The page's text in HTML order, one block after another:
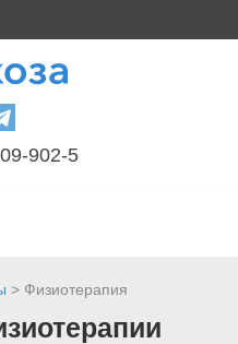
902-5
> Физиотерапия